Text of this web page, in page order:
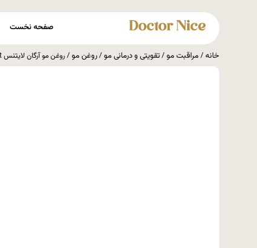
صفحه نخست
خانه/مراقبت مو/تقویتی و درمانی مو/روغن مو/ روغن مو آرگان لایتنس Lightness Argan Oil Hair Treatment